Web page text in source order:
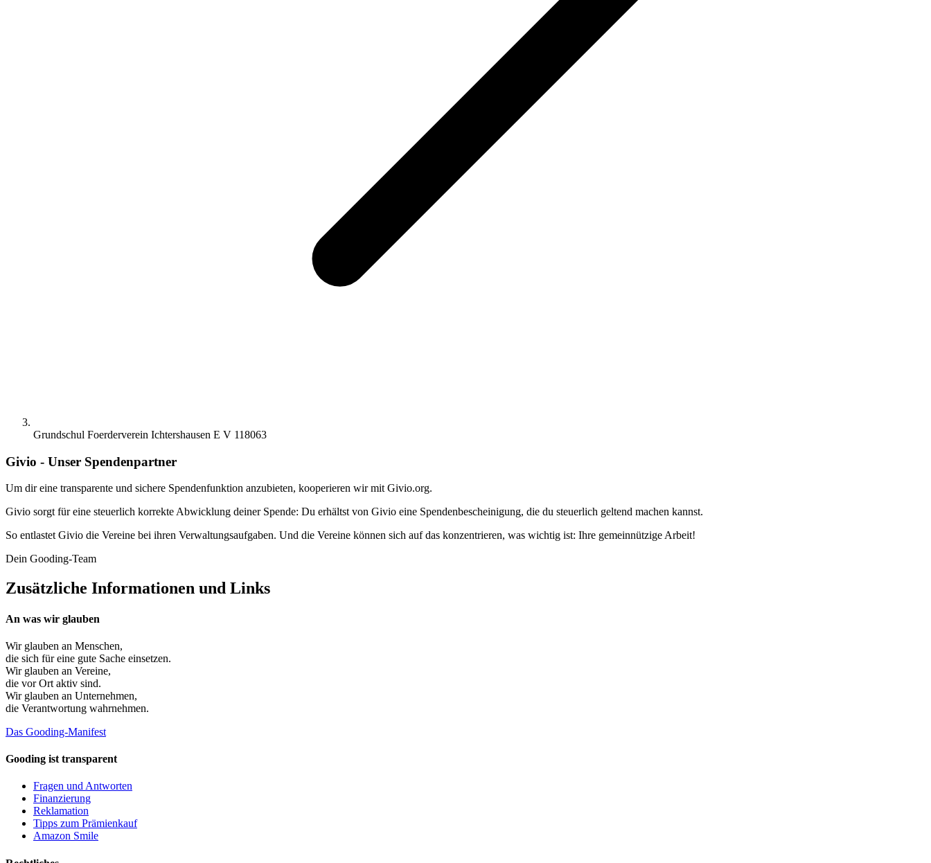
Grundschul Foerderverein Ichtershausen E V 118063
Givio - Unser Spendenpartner
Um dir eine transparente und sichere Spendenfunktion anzubieten, kooperieren wir mit Givio.org.
Givio sorgt für eine steuerlich korrekte Abwicklung deiner Spende: Du erhältst von Givio eine Spendenbescheinigung, die du steuerlich geltend machen kannst.
So entlastet Givio die Vereine bei ihren Verwaltungsaufgaben. Und die Vereine können sich auf das konzentrieren, was wichtig ist: Ihre gemeinnützige Arbeit!
Dein Gooding-Team
Zusätzliche Informationen und Links
An was wir glauben
Wir glauben an Menschen,
die sich für eine gute Sache einsetzen.
Wir glauben an Vereine,
die vor Ort aktiv sind.
Wir glauben an Unternehmen,
die Verantwortung wahrnehmen.
Das Gooding-Manifest
Gooding ist transparent
Fragen und Antworten
Finanzierung
Reklamation
Tipps zum Prämienkauf
Amazon Smile